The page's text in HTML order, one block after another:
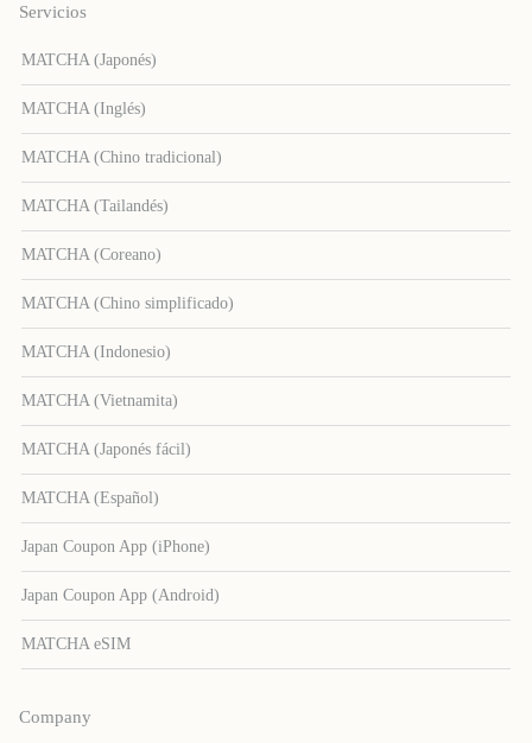
Servicios
MATCHA (Japonés)
MATCHA (Inglés)
MATCHA (Chino tradicional)
MATCHA (Tailandés)
MATCHA (Coreano)
MATCHA (Chino simplificado)
MATCHA (Indonesio)
MATCHA (Vietnamita)
MATCHA (Japonés fácil)
MATCHA (Español)
Japan Coupon App (iPhone)
Japan Coupon App (Android)
MATCHA eSIM
Company